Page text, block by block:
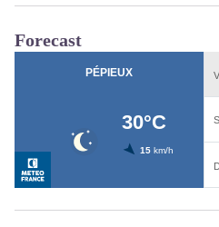
Forecast